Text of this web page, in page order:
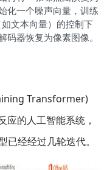
化一个噪声向量，训练
文本向量）的控制下
器恢复为像素图像。
Transformer)
应的人工智能系统，
经经过几轮迭代。